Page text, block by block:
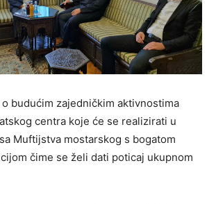
o budućim zajedničkim aktivnostima
centra koje će se realizirati u
Muftijstva mostarskog s bogatom
čime se želi dati poticaj ukupnom